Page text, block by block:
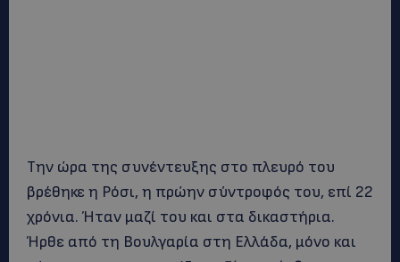
Την ώρα της συνέντευξης στο πλευρό του
βρέθηκε η Ρόσι, η πρώην σύντροφός του, επί 22
χρόνια. Ήταν μαζί του και στα δικαστήρια.
Ήρθε από τη Βουλγαρία στη Ελλάδα, μόνο και